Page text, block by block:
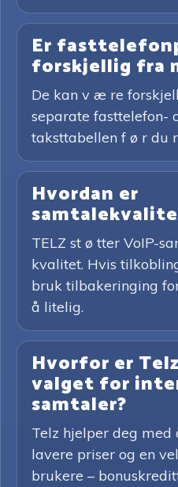
Er
forskjellig fra
De kan v æ re
separate fasttelefon-
taksttabellen f ø r du
Hvordan er
TELZ st ø tter VoIP-
kvalitet. Hvis
bruk tilbakeringing
å litelig.
Hvorfor er
valget for
samtaler?
Telz hjelper deg med
lavere priser og en
brukere –